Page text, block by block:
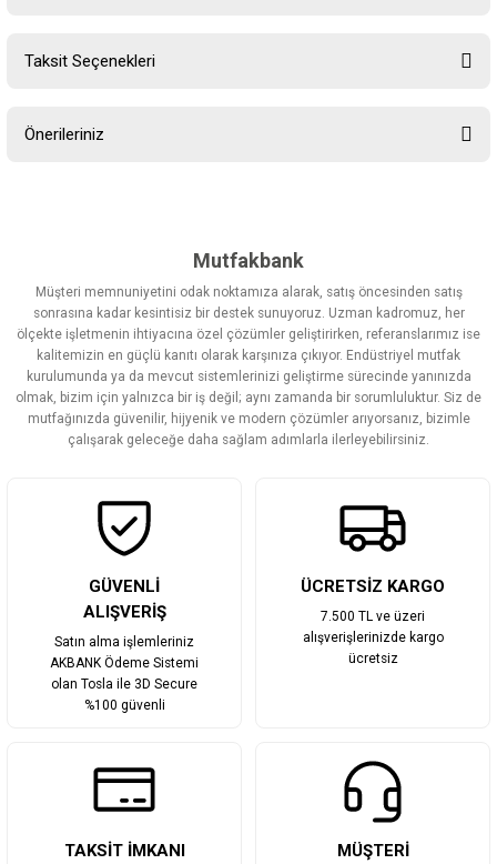
Taksit Seçenekleri
Önerileriniz
Görüş ve önerileriniz için teşekkür ederiz.
Ürün resmi kalitesiz, bozuk veya görüntülenemiyor.
Ürün açıklamasında eksik bilgiler bulunuyor.
Ürün bilgilerinde hatalar bulunuyor.
Ürün fiyatı diğer sitelerden daha pahalı.
Bu ürüne benzer farklı alternatifler olmalı.
Mutfakbank
Müşteri memnuniyetini odak noktamıza alarak, satış öncesinden satış
sonrasına kadar kesintisiz bir destek sunuyoruz. Uzman kadromuz, her
ölçekte işletmenin ihtiyacına özel çözümler geliştirirken, referanslarımız ise
kalitemizin en güçlü kanıtı olarak karşınıza çıkıyor. Endüstriyel mutfak
kurulumunda ya da mevcut sistemlerinizi geliştirme sürecinde yanınızda
olmak, bizim için yalnızca bir iş değil; aynı zamanda bir sorumluluktur. Siz de
mutfağınızda güvenilir, hijyenik ve modern çözümler arıyorsanız, bizimle
çalışarak geleceğe daha sağlam adımlarla ilerleyebilirsiniz.
GÜVENLİ
ALIŞVERİŞ
Satın alma işlemleriniz
AKBANK Ödeme Sistemi
olan Tosla ile 3D Secure
%100 güvenli
ÜCRETSİZ KARGO
7.500 TL ve üzeri
alışverişlerinizde kargo
ücretsiz
TAKSİT İMKANI
MÜŞTERİ